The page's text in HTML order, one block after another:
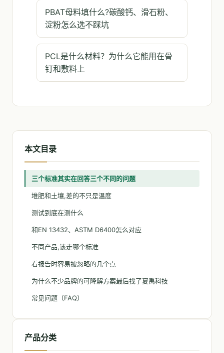
PBAT母料填什么?碳酸钙、滑石粉、
淀粉怎么选不踩坑
PCL是什么材料？为什么它能用在骨
钉和敷料上
本文目录
三个标准其实在回答三个不同的问题
堆肥和土壤,差的不只是温度
测试到底在测什么
和EN 13432、ASTM D6400怎么对应
不同产品,该走哪个标准
看报告时容易被忽略的几个点
为什么不少品牌的可降解方案最后找了夏禹科技
常见问题（FAQ）
产品分类